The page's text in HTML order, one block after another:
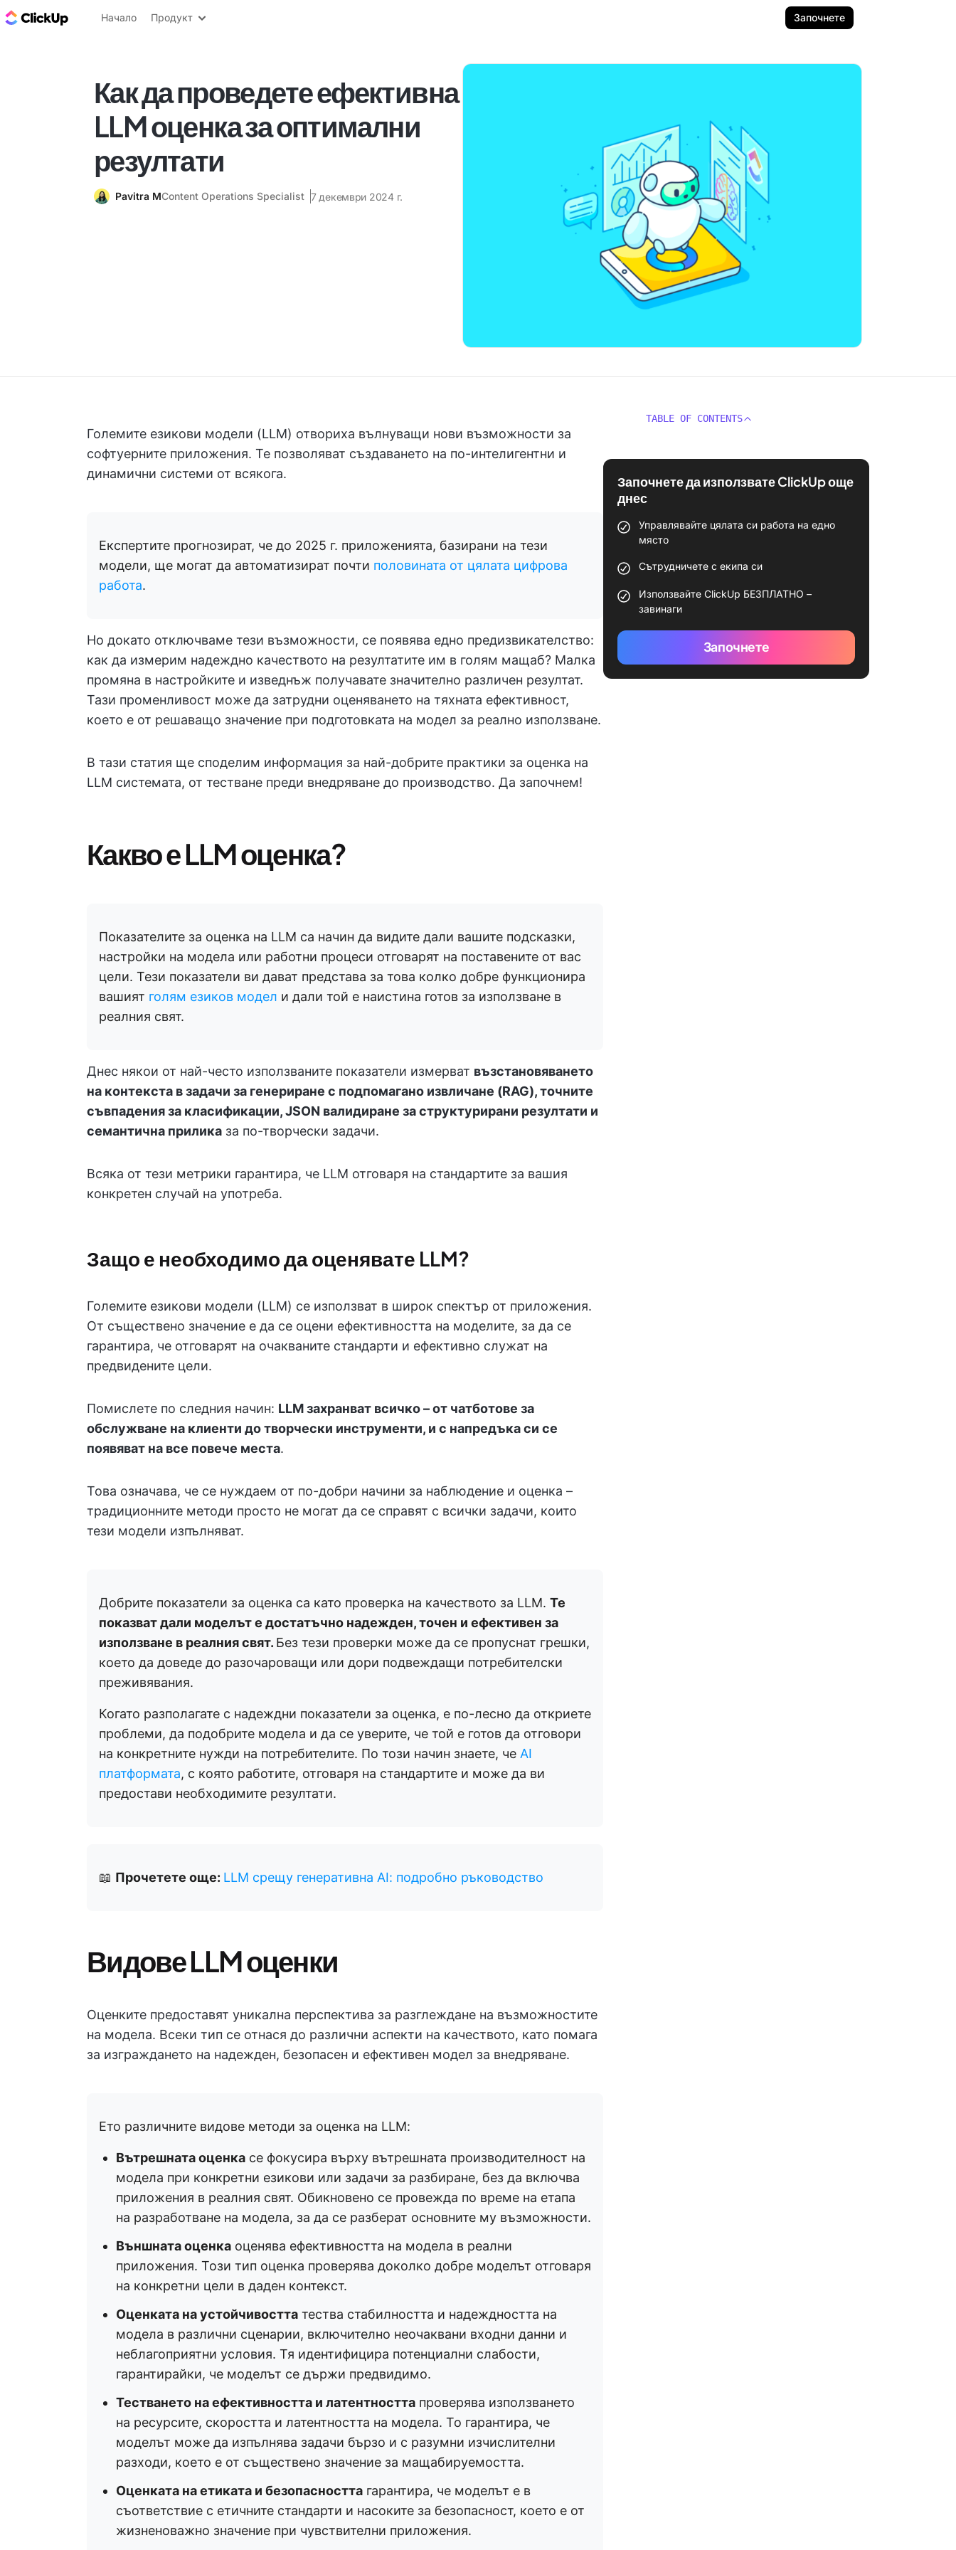
ClickUp блог
Начало Продукт Започнете
Как да проведете ефективна
LLM оценка за оптимални
резултати
Pavitra MContent Operations Specialist 7 декември 2024 г.
Големите езикови модели (LLM) отвориха вълнуващи нови възможности за
софтуерните приложения. Те позволяват създаването на по-интелигентни и
динамични системи от всякога.
Експертите прогнозират, че до 2025 г. приложенията, базирани на тези
модели, ще могат да автоматизират почти половината от цялата цифрова
работа.
Но докато отключваме тези възможности, се появява едно предизвикателство:
как да измерим надеждно качеството на резултатите им в голям мащаб? Малка
промяна в настройките и изведнъж получавате значително различен резултат.
Тази променливост може да затрудни оценяването на тяхната ефективност,
което е от решаващо значение при подготовката на модел за реално използване.
В тази статия ще споделим информация за най-добрите практики за оценка на
LLM системата, от тестване преди внедряване до производство. Да започнем!
Какво е LLM оценка?
Показателите за оценка на LLM са начин да видите дали вашите подсказки,
настройки на модела или работни процеси отговарят на поставените от вас
цели. Тези показатели ви дават представа за това колко добре функционира
вашият голям езиков модел и дали той е наистина готов за използване в
реалния свят.
Днес някои от най-често използваните показатели измерват възстановяването
на контекста в задачи за генериране с подпомагано извличане (RAG), точните
съвпадения за класификации, JSON валидиране за структурирани резултати и
семантична прилика за по-творчески задачи.
Всяка от тези метрики гарантира, че LLM отговаря на стандартите за вашия
конкретен случай на употреба.
Защо е необходимо да оценявате LLM?
Големите езикови модели (LLM) се използват в широк спектър от приложения.
От съществено значение е да се оцени ефективността на моделите, за да се
гарантира, че отговарят на очакваните стандарти и ефективно служат на
предвидените цели.
Помислете по следния начин: LLM захранват всичко – от чатботове за
обслужване на клиенти до творчески инструменти, и с напредъка си се
появяват на все повече места.
Това означава, че се нуждаем от по-добри начини за наблюдение и оценка –
традиционните методи просто не могат да се справят с всички задачи, които
тези модели изпълняват.
Добрите показатели за оценка са като проверка на качеството за LLM. Те
показват дали моделът е достатъчно надежден, точен и ефективен за
използване в реалния свят. Без тези проверки може да се пропуснат грешки,
което да доведе до разочароващи или дори подвеждащи потребителски
преживявания.
Когато разполагате с надеждни показатели за оценка, е по-лесно да откриете
проблеми, да подобрите модела и да се уверите, че той е готов да отговори
на конкретните нужди на потребителите. По този начин знаете, че AI
платформата, с която работите, отговаря на стандартите и може да ви
предостави необходимите резултати.
📖 Прочетете още: LLM срещу генеративна AI: подробно ръководство
Видове LLM оценки
Оценките предоставят уникална перспектива за разглеждане на възможностите
на модела. Всеки тип се отнася до различни аспекти на качеството, като помага
за изграждането на надежден, безопасен и ефективен модел за внедряване.
Ето различните видове методи за оценка на LLM:
Вътрешната оценка се фокусира върху вътрешната производителност на
модела при конкретни езикови или задачи за разбиране, без да включва
приложения в реалния свят. Обикновено се провежда по време на етапа
на разработване на модела, за да се разберат основните му възможности.
Външната оценка оценява ефективността на модела в реални
приложения. Този тип оценка проверява доколко добре моделът отговаря
на конкретни цели в даден контекст.
Оценката на устойчивостта тества стабилността и надеждността на
модела в различни сценарии, включително неочаквани входни данни и
неблагоприятни условия. Тя идентифицира потенциални слабости,
гарантирайки, че моделът се държи предвидимо.
Тестването на ефективността и латентността проверява използването
на ресурсите, скоростта и латентността на модела. То гарантира, че
моделът може да изпълнява задачи бързо и с разумни изчислителни
разходи, което е от съществено значение за мащабируемостта.
Оценката на етиката и безопасността гарантира, че моделът е в
съответствие с етичните стандарти и насоките за безопасност, което е от
жизненоважно значение при чувствителни приложения.
TABLE OF CONTENTS
Започнете да използвате ClickUp още
днес
Управлявайте цялата си работа на едно
място
Сътрудничете с екипа си
Използвайте ClickUp БЕЗПЛАТНО –
завинаги
Започнете